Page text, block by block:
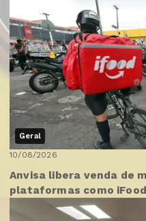
Geral
10/08/2026
Anvisa libera venda de
plataformas como iFood